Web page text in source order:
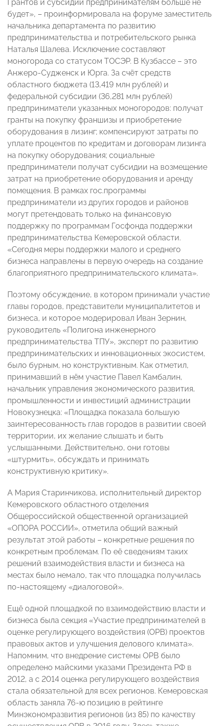
Грантов и субсидий предпринимателям больше не
будет», – проинформировала на форуме заместитель
начальника департамента по развитию
предпринимательства и потребительского рынка
Наталья Шалева. Исключение составляют
моногорода со статусом ТОСЭР. В Кузбассе – это
Анжеро-Судженск и Юрга. За счёт средств
областного бюджета (13,419 млн рублей) и
федеральной субсидии (36,281 млн рублей)
предприниматели указанных моногородов: получат
гранты на покупку франшизы и приобретение
оборудования в лизинг; компенсируют затраты по
уплате процентов по кредитам и договорам лизинга
на покупку оборудования; социальные
предприниматели получат субсидии на возмещение
затрат на приобретение оборудования и аренду
помещения. В рамках гос.программы
предприниматели из других городов и районов
могут претендовать только на финансовую
поддержку по программам Госфонда поддержки
предпринимательства Кемеровской области.
«Сегодня меры поддержки малого и среднего
бизнеса направлены в первую очередь на создание
благоприятного предпринимательского климата».
Поэтому обсуждение, в котором принимали участие
главы городов, представители муниципалитетов и
бизнеса, и которое модерировал Иван Зернин,
руководитель «Полигона инженерного
предпринимательства ТПУ», эксперт по развитию
предпринимательских и инновационных экосистем,
было бурным, но конструктивным. Как отметил,
принимавший в нём участие Павел Камбалин,
начальник управления экономического развития,
промышленности и инвестиций администрации
Новокузнецка: «Площадка показала большую
заинтересованность глав городов в развитии своей
территории, их желание слышать и быть
услышанными. Действительно, они готовы
«штурмить», обсуждать и принимать
конструктивную критику».
А Мария Старинчикова, исполнительный директор
Кемеровского областного отделения
Общероссийской общественной организацией
«ОПОРА РОССИИ», отметила общий важный
результат этой работы – конкретные решения по
конкретным проблемам. По её сведениям таких
решений взаимодействия власти и бизнеса на
местах было немало, так что площадка получилась
по-настоящему «диалоговой».
Ещё одной площадкой по взаимодействию власти и
бизнеса была секция «Участие предпринимателей в
оценке регулирующего воздействия (ОРВ) проектов
правовых актов и улучшения делового климата».
Напомним, что внедрение системы ОРВ было
определено майскими указами Президента РФ в
2012, а с 2014 оценка регулирующего воздействия
стала обязательной для всех регионов. Кемеровская
область заняла 76-ю позицию в рейтинге
Минэкономразвития регионов (из 85) по качеству